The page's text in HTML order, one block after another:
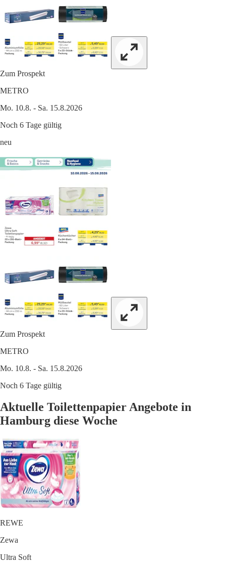
Zum Prospekt
METRO
Mo. 10.8. - Sa. 15.8.2026
Noch 6 Tage gültig
neu
Zum Prospekt
METRO
Mo. 10.8. - Sa. 15.8.2026
Noch 6 Tage gültig
Aktuelle Toilettenpapier Angebote in
Hamburg diese Woche
REWE
Zewa
Ultra Soft